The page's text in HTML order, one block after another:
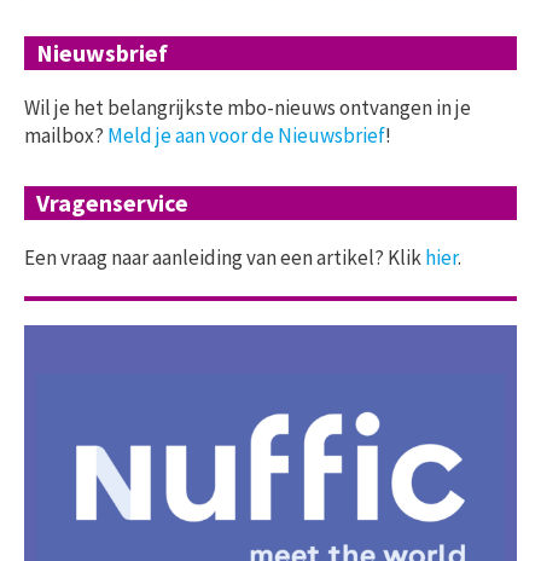
Nieuwsbrief
Wil je het belangrijkste mbo-nieuws ontvangen in je
mailbox? Meld je aan voor de Nieuwsbrief!
Vragenservice
Een vraag naar aanleiding van een artikel? Klikhier.